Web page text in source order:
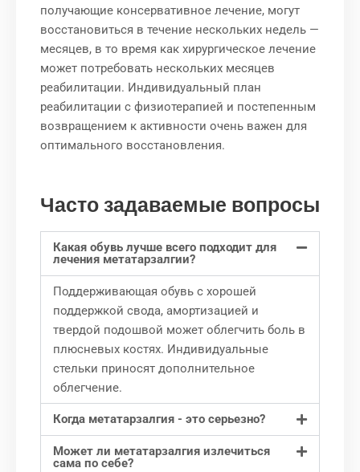
получающие консервативное лечение, могут
восстановиться в течение нескольких недель —
месяцев, в то время как хирургическое лечение
может потребовать нескольких месяцев
реабилитации. Индивидуальный план
реабилитации с физиотерапией и постепенным
возвращением к активности очень важен для
оптимального восстановления.
Часто задаваемые вопросы
Какая обувь лучше всего подходит для
лечения метатарзалгии?
Поддерживающая обувь с хорошей
поддержкой свода, амортизацией и
твердой подошвой может облегчить боль в
плюсневых костях. Индивидуальные
стельки приносят дополнительное
облегчение.
Когда метатарзалгия - это серьезно?
Может ли метатарзалгия излечиться
сама по себе?